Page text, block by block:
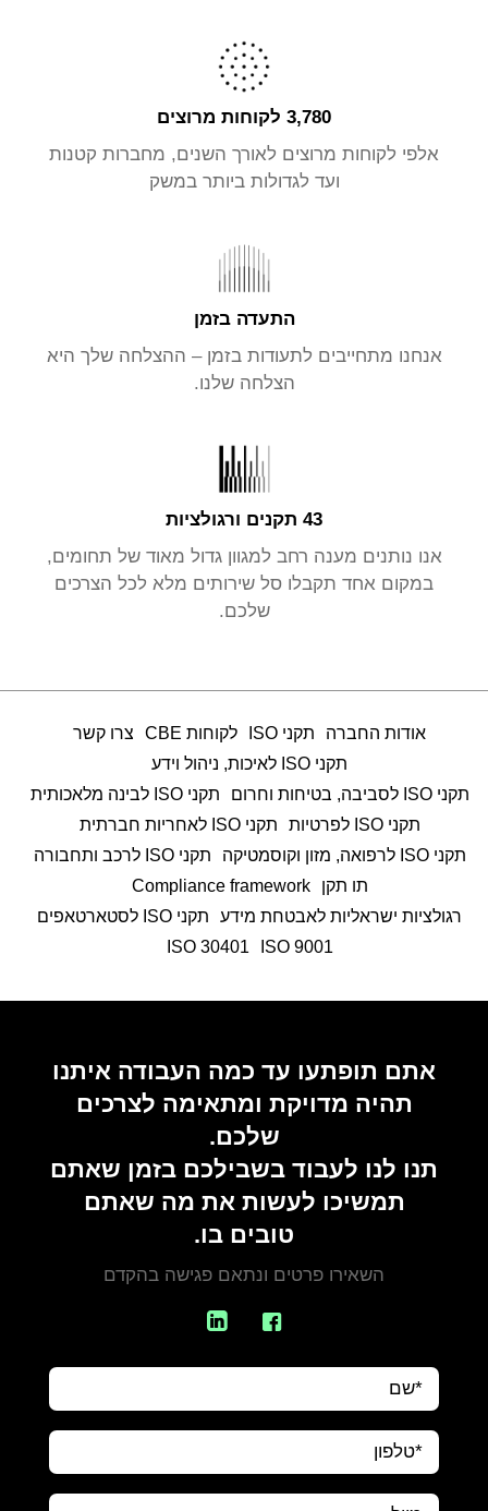
3,780 לקוחות מרוצים
אלפי לקוחות מרוצים לאורך השנים, מחברות קטנות
ועד לגדולות ביותר במשק
התעדה בזמן
אנחנו מתחייבים לתעודות בזמן – ההצלחה שלך היא
הצלחה שלנו.
43 תקנים ורגולציות
אנו נותנים מענה רחב למגוון גדול מאוד של תחומים,
במקום אחד תקבלו סל שירותים מלא לכל הצרכים
שלכם.
אודות החברה תקני ISO לקוחות CBE
צרו קשר
תקני ISO לאיכות, ניהול וידע
תקני ISO לסביבה, בטיחות וחרום
תקני ISO לבינה מלאכותית
תקני ISO לפרטיות
תקני ISO לאחריות חברתית
תקני ISO לרפואה, מזון וקוסמטיקה
תקני ISO לרכב ותחבורה
תו תקן
Compliance framework
רגולציות ישראליות לאבטחת מידע
תקני ISO לסטארטאפים
9001 ISO
ISO 30401
אתם תופתעו עד כמה העבודה איתנו
תהיה מדויקת ומתאימה לצרכים
שלכם.
תנו לנו לעבוד בשבילכם בזמן שאתם
תמשיכו לעשות את מה שאתם
טובים בו.
השאירו פרטים ונתאם פגישה בהקדם